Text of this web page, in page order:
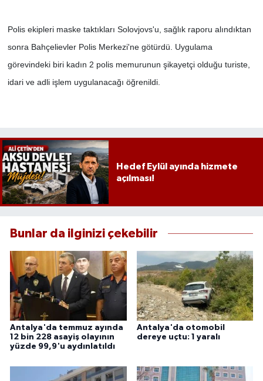
Polis ekipleri maske taktıkları Solovjovs'u, sağlık raporu alındıktan
sonra Bahçelievler Polis Merkezi'ne götürdü. Uygulama
görevindeki biri kadın 2 polis memurunun şikayetçi olduğu turiste,
idari ve adli işlem uygulanacağı öğrenildi.
Hedef Eylül ayında hizmete
açılması!
Bunlar da ilginizi çekebilir
Antalya'da temmuz ayında
12 bin 228 asayiş olayının
yüzde 99,9'u aydınlatıldı
Antalya'da otomobil
dereye uçtu: 1 yaralı